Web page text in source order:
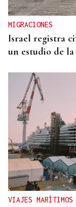
MIGRACIONES
Israel registra
un estudio de
VIAJES MARÍTIMOS